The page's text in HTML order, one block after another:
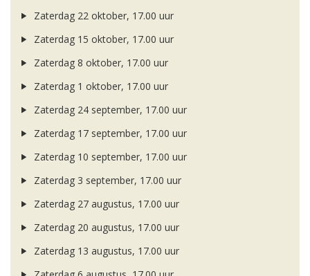
Zaterdag 22 oktober, 17.00 uur
Zaterdag 15 oktober, 17.00 uur
Zaterdag 8 oktober, 17.00 uur
Zaterdag 1 oktober, 17.00 uur
Zaterdag 24 september, 17.00 uur
Zaterdag 17 september, 17.00 uur
Zaterdag 10 september, 17.00 uur
Zaterdag 3 september, 17.00 uur
Zaterdag 27 augustus, 17.00 uur
Zaterdag 20 augustus, 17.00 uur
Zaterdag 13 augustus, 17.00 uur